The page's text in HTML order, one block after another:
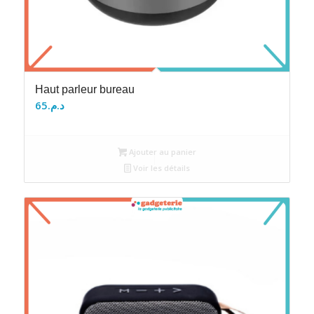
Haut parleur bureau
د.م.65
Ajouter au panier
Voir les détails